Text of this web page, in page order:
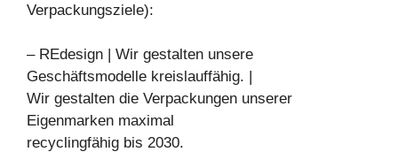
Verpackungsziele):
– REdesign | Wir gestalten unsere
Geschäftsmodelle kreislauffähig. |
Wir gestalten die Verpackungen unserer
Eigenmarken maximal
recyclingfähig bis 2030.